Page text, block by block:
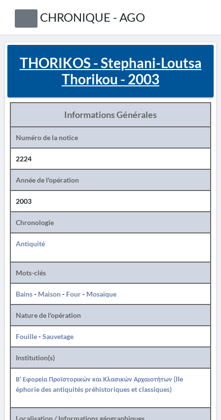
CHRONIQUE - AGO
THORIKOS - Stephani-Loutsa
Thorikou - 2003
Informations Générales
Numéro de la notice
2224
Année de l'opération
2003
Chronologie
Antiquité
Mots-clés
Bains- Maison- Four- Mosaïque
Nature de l'opération
Fouille-Sauvetage
Institution(s)
Β' Εφορεία Προϊστορικών και Κλασικών Αρχαιοτήτων (IIe
éphorie des antiquités préhistoriques et classiques)
Localisation / Informations géographiques